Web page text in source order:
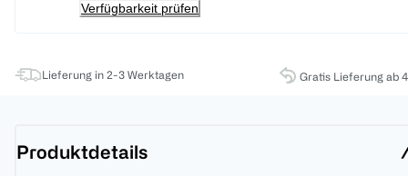
Verfügbarkeit prüfen
Lieferung in 2-3 Werktagen Gratis Lieferung ab
Produktdetails